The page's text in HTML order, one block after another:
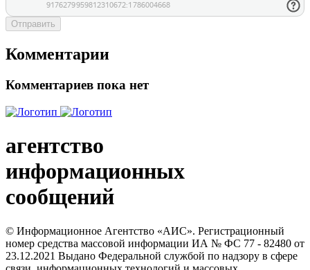
Отправить
Комментарии
Комментариев пока нет
агентство
информационных
сообщений
© Информационное Агентство «АИС». Регистрационный
номер средства массовой информации ИА № ФС 77 - 82480 от
23.12.2021 Выдано Федеральной службой по надзору в сфере